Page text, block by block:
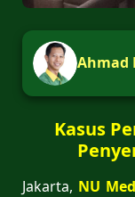
Ahmad
Kasus
Jakarta, NU